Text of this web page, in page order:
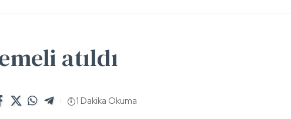
atıldı
1 Dakika Okuma